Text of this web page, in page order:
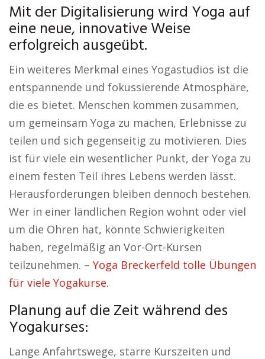
Mit der Digitalisierung wird Yoga auf
eine neue, innovative Weise
erfolgreich ausgeübt.
Ein weiteres Merkmal eines Yogastudios ist die
entspannende und fokussierende Atmosphäre,
die es bietet. Menschen kommen zusammen,
um gemeinsam Yoga zu machen, Erlebnisse zu
teilen und sich gegenseitig zu motivieren. Dies
ist für viele ein wesentlicher Punkt, der Yoga zu
einem festen Teil ihres Lebens werden lässt.
Herausforderungen bleiben dennoch bestehen.
Wer in einer ländlichen Region wohnt oder viel
um die Ohren hat, könnte Schwierigkeiten
haben, regelmäßig an Vor-Ort-Kursen
teilzunehmen. – Yoga Breckerfeld tolle Übungen
für viele Yogakurse.
Planung auf die Zeit während des
Yogakurses:
Lange Anfahrtswege, starre Kurszeiten und